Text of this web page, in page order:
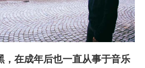
，在成年后也一直从事于音乐